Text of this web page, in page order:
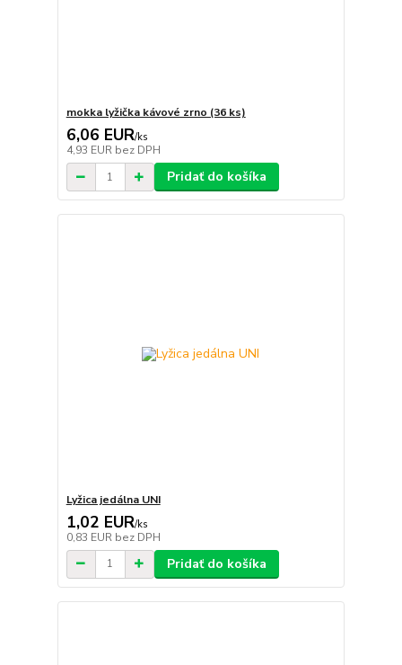
mokka lyžička kávové zrno (36 ks)
6,06 EUR/ks
4,93 EUR bez DPH
Pridať do košíka
Lyžica jedálna UNI
1,02 EUR/ks
0,83 EUR bez DPH
Pridať do košíka